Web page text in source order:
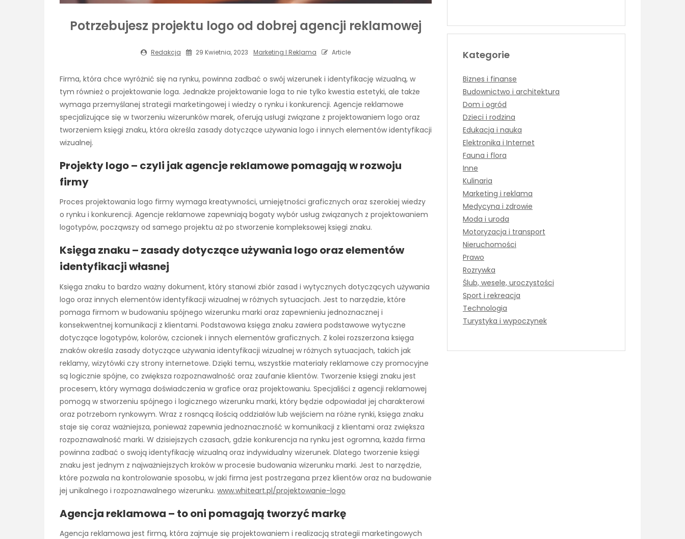
Potrzebujesz projektu logo od dobrej agencji reklamowej
Redakcja 29 Kwietnia, 2023 Marketing I Reklama Article
Firma, która chce wyróżnić się na rynku, powinna zadbać o swój wizerunek i identyfikację wizualną, w
tym również o projektowanie loga. Jednakże projektowanie loga to nie tylko kwestia estetyki, ale także
wymaga przemyślanej strategii marketingowej i wiedzy o rynku i konkurencji. Agencje reklamowe
specjalizujące się w tworzeniu wizerunków marek, oferują usługi związane z projektowaniem logo oraz
tworzeniem księgi znaku, która określa zasady dotyczące używania logo i innych elementów identyfikacji
wizualnej.
Projekty logo – czyli jak agencje reklamowe pomagają w rozwoju
firmy
Proces projektowania logo firmy wymaga kreatywności, umiejętności graficznych oraz szerokiej wiedzy
o rynku i konkurencji. Agencje reklamowe zapewniają bogaty wybór usług związanych z projektowaniem
logotypów, począwszy od samego projektu aż po stworzenie kompleksowej księgi znaku.
Księga znaku – zasady dotyczące używania logo oraz elementów
identyfikacji własnej
Księga znaku to bardzo ważny dokument, który stanowi zbiór zasad i wytycznych dotyczących używania
logo oraz innych elementów identyfikacji wizualnej w różnych sytuacjach. Jest to narzędzie, które
pomaga firmom w budowaniu spójnego wizerunku marki oraz zapewnieniu jednoznacznej i
konsekwentnej komunikacji z klientami. Podstawowa księga znaku zawiera podstawowe wytyczne
dotyczące logotypów, kolorów, czcionek i innych elementów graficznych. Z kolei rozszerzona księga
znaków określa zasady dotyczące używania identyfikacji wizualnej w różnych sytuacjach, takich jak
reklamy, wizytówki czy strony internetowe. Dzięki temu, wszystkie materiały reklamowe czy promocyjne
są logicznie spójne, co zwiększa rozpoznawalność oraz zaufanie klientów. Tworzenie księgi znaku jest
procesem, który wymaga doświadczenia w grafice oraz projektowaniu. Specjaliści z agencji reklamowej
pomogą w stworzeniu spójnego i logicznego wizerunku marki, który będzie odpowiadał jej charakterowi
oraz potrzebom rynkowym. Wraz z rosnącą ilością oddziałów lub wejściem na różne rynki, księga znaku
staje się coraz ważniejsza, ponieważ zapewnia jednoznaczność w komunikacji z klientami oraz zwiększa
rozpoznawalność marki. W dzisiejszych czasach, gdzie konkurencja na rynku jest ogromna, każda firma
powinna zadbać o swoją identyfikację wizualną oraz indywidualny wizerunek. Dlatego tworzenie księgi
znaku jest jednym z najważniejszych kroków w procesie budowania wizerunku marki. Jest to narzędzie,
które pozwala na kontrolowanie sposobu, w jaki firma jest postrzegana przez klientów oraz na budowanie
jej unikalnego i rozpoznawalnego wizerunku. www.whiteart.pl/projektowanie-logo
Agencja reklamowa – to oni pomagają tworzyć markę
Agencja reklamowa jest firmą, która zajmuje się projektowaniem i realizacją strategii marketingowych
Kategorie
Biznes i finanse
Budownictwo i architektura
Dom i ogród
Dzieci i rodzina
Edukacja i nauka
Elektronika i Internet
Fauna i flora
Inne
Kulinaria
Marketing i reklama
Medycyna i zdrowie
Moda i uroda
Motoryzacja i transport
Nieruchomości
Prawo
Rozrywka
Ślub, wesele, uroczystości
Sport i rekreacja
Technologia
Turystyka i wypoczynek